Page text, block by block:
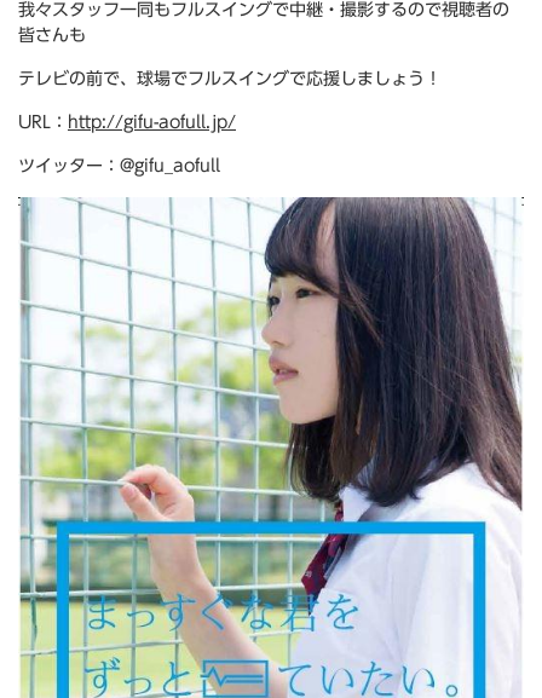
我々スタッフ一同もフルスイングで中継・撮影するので視聴者の
皆さんも
テレビの前で、球場でフルスイングで応援しましょう！
URL： http://gifu-aofull.jp/
ツイッター：@gifu_aofull